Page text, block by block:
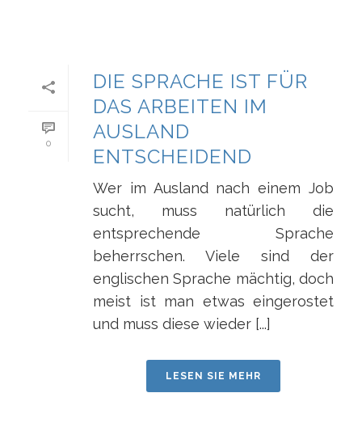
0
DIE SPRACHE IST FÜR
DAS ARBEITEN IM
AUSLAND
ENTSCHEIDEND
Wer im Ausland nach einem Job
sucht, muss natürlich die
entsprechende Sprache
beherrschen. Viele sind der
englischen Sprache mächtig, doch
meist ist man etwas eingerostet
und muss diese wieder [...]
LESEN SIE MEHR